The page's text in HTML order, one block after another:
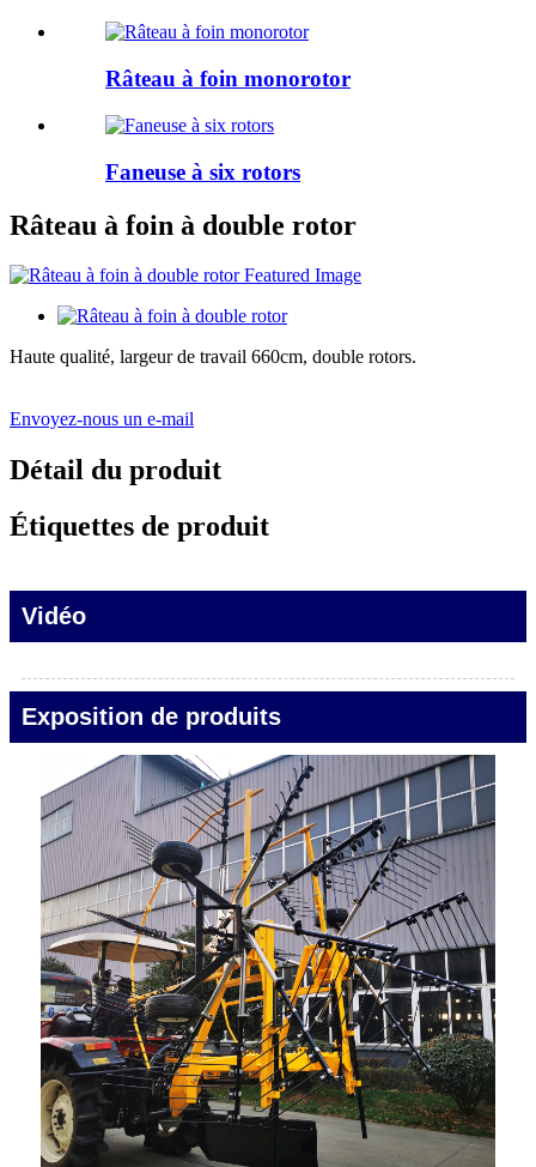
Râteau à foin monorotor
Faneuse à six rotors
Râteau à foin à double rotor
Haute qualité, largeur de travail 660cm, double rotors.
Envoyez-nous un e-mail
Détail du produit
Étiquettes de produit
Vidéo
Exposition de produits